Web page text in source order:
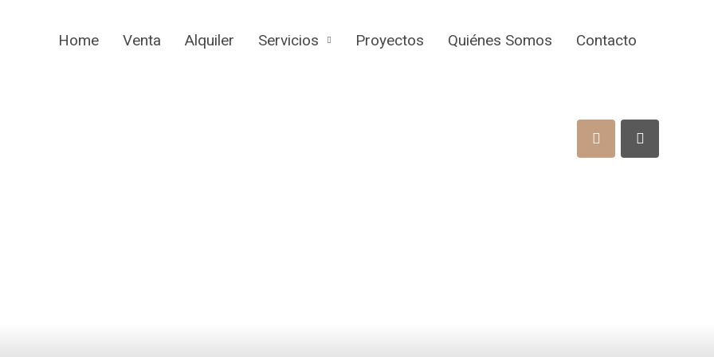
Home Venta Alquiler Servicios Proyectos Quiénes Somos Contacto